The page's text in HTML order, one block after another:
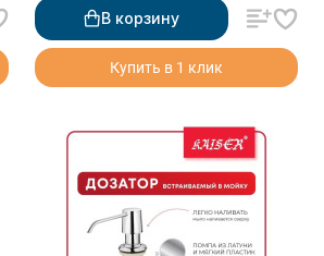
В корзину
Купить в 1 клик